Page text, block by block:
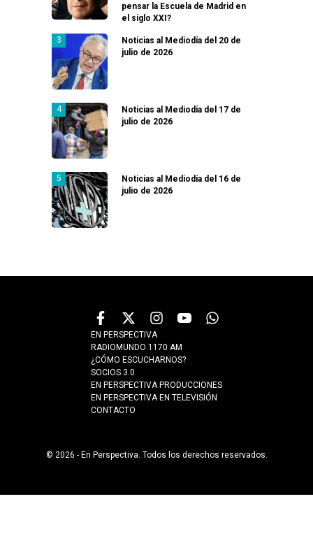
pensar la Escuela de Madrid en
el siglo XXI?
Noticias al Mediodía del 20 de
julio de 2026
Noticias al Mediodía del 17 de
julio de 2026
Noticias al Mediodía del 16 de
julio de 2026
EN PERSPECTIVA
RADIOMUNDO 1170 AM
¿CÓMO ESCUCHARNOS?
SOCIOS 3.0
EN PERSPECTIVA PRODUCCIONES
EN PERSPECTIVA EN TELEVISIÓN
CONTACTO
© 2026 - En Perspectiva. Todos los derechos reservados.